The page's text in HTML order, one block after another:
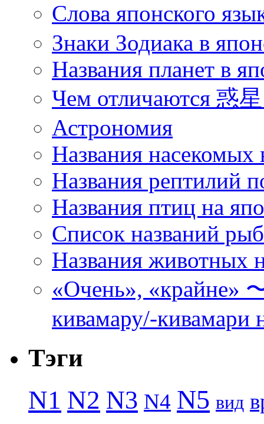
Слова японского
Знаки Зодиака в
Названия планет в
Чем отличаются 惑
Астрономия
Названия насекомых
Названия рептилий
Названия птиц на
Список названий
Названия животных
«Очень», «крайне»
кивамару/-кивамари
Тэги
N1 N2 N3 N4 N5 вид